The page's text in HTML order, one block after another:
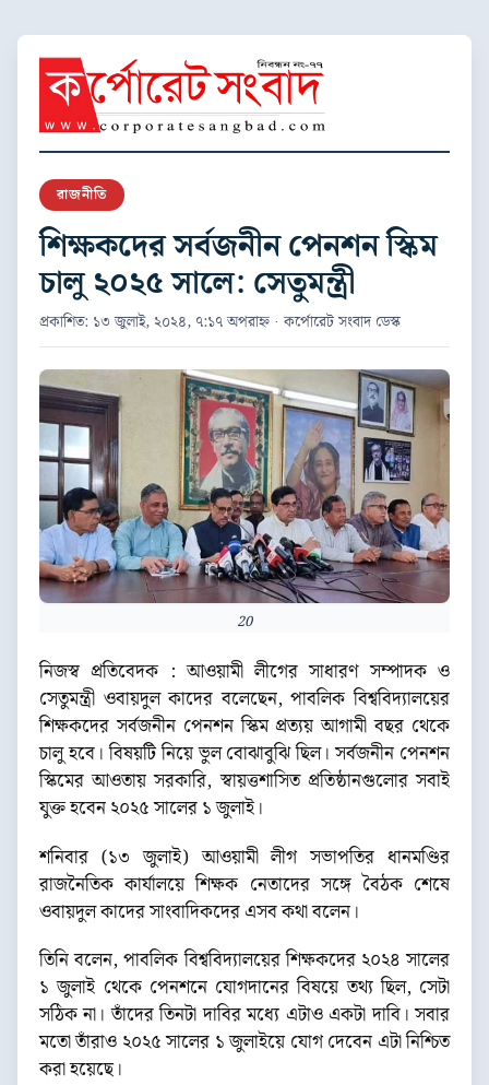
রাজনীতি
শিক্ষকদের সর্বজনীন পেনশন স্কিম
চালু ২০২৫ সালে: সেতুমন্ত্রী
প্রকাশিত: ১৩ জুলাই, ২০২৪, ৭:১৭ অপরাহ্ন · কর্পোরেট সংবাদ ডেস্ক
20
নিজস্ব প্রতিবেদক : আওয়ামী লীগের সাধারণ সম্পাদক ও
সেতুমন্ত্রী ওবায়দুল কাদের বলেছেন, পাবলিক বিশ্ববিদ্যালয়ের
শিক্ষকদের সর্বজনীন পেনশন স্কিম প্রত্যয় আগামী বছর থেকে
চালু হবে। বিষয়টি নিয়ে ভুল বোঝাবুঝি ছিল। সর্বজনীন পেনশন
স্কিমের আওতায় সরকারি, স্বায়ত্তশাসিত প্রতিষ্ঠানগুলোর সবাই
যুক্ত হবেন ২০২৫ সালের ১ জুলাই।
শনিবার (১৩ জুলাই) আওয়ামী লীগ সভাপতির ধানমণ্ডির
রাজনৈতিক কার্যালয়ে শিক্ষক নেতাদের সঙ্গে বৈঠক শেষে
ওবায়দুল কাদের সাংবাদিকদের এসব কথা বলেন।
তিনি বলেন, পাবলিক বিশ্ববিদ্যালয়ের শিক্ষকদের ২০২৪ সালের
১ জুলাই থেকে পেনশনে যোগদানের বিষয়ে তথ্য ছিল, সেটা
সঠিক না। তাঁদের তিনটা দাবির মধ্যে এটাও একটা দাবি। সবার
মতো তাঁরাও ২০২৫ সালের ১ জুলাইয়ে যোগ দেবেন এটা নিশ্চিত
করা হয়েছে।